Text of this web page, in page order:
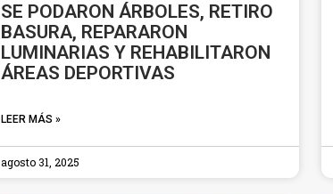
SE PODARON ÁRBOLES, RETIRO
BASURA, REPARARON
LUMINARIAS Y REHABILITARON
ÁREAS DEPORTIVAS
LEER MÁS »
agosto 31, 2025